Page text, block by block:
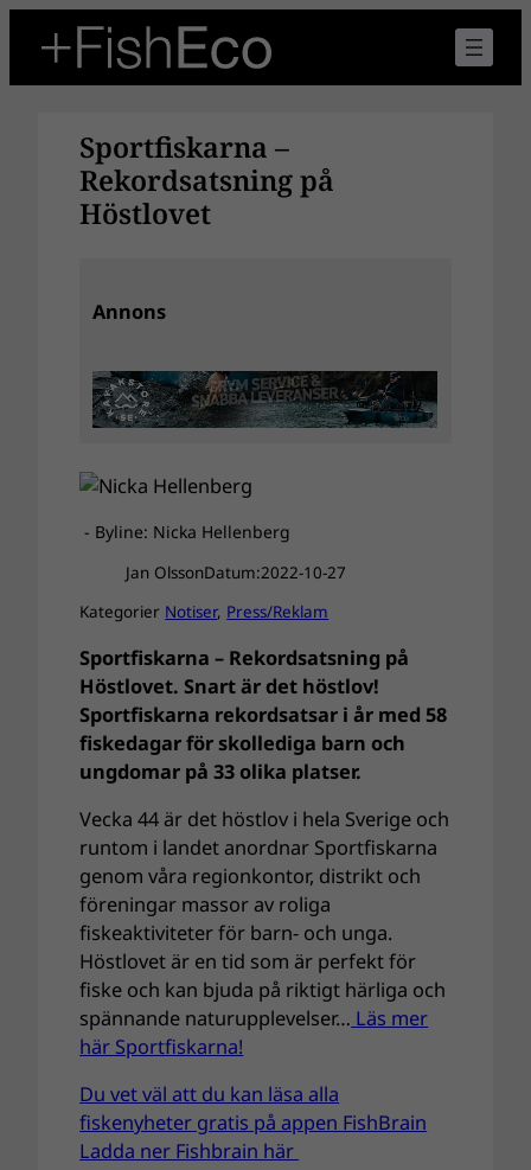
innehåll
Sportfiskarna –
Rekordsatsning på
Höstlovet
Annons
- Byline: Nicka Hellenberg
Jan OlssonDatum:2022-10-27
Kategorier Notiser, Press/Reklam
Sportfiskarna – Rekordsatsning på
Höstlovet. Snart är det höstlov!
Sportfiskarna rekordsatsar i år med 58
fiskedagar för skollediga barn och
ungdomar på 33 olika platser.
Vecka 44 är det höstlov i hela Sverige och
runtom i landet anordnar Sportfiskarna
genom våra regionkontor, distrikt och
föreningar massor av roliga
fiskeaktiviteter för barn- och unga.
Höstlovet är en tid som är perfekt för
fiske och kan bjuda på riktigt härliga och
spännande naturupplevelser… Läs mer
här Sportfiskarna!
Du vet väl att du kan läsa alla
fiskenyheter gratis på appen FishBrain
Ladda ner Fishbrain här